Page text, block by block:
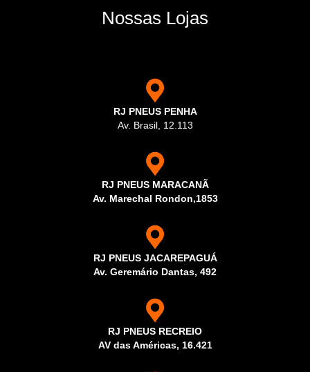
Nossas Lojas
RJ PNEUS PENHA
Av. Brasil, 12.113
RJ PNEUS MARACANÃ
Av. Marechal Rondon,1853
RJ PNEUS JACAREPAGUÁ
Av. Geremário Dantas, 492
RJ PNEUS RECREIO
AV das Américas, 16.421